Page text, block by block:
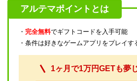
アルテマポイントとは
・ 完全無料でギフトコードを入手可能
・条件は好きなゲームアプリをプレイす
1ヶ月で1万円GETも夢